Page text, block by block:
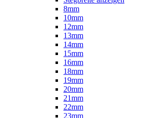
8mm
10mm
12mm
13mm
14mm
15mm
16mm
18mm
19mm
20mm
21mm
22mm
23mm